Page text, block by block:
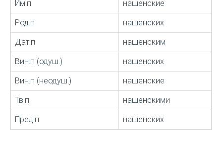
Им.п нашенские
Род.п нашенских
Дат.п нашенским
Вин.п (одуш.) нашенских
Вин.п (неодуш.) нашенские
Тв.п нашенскими
Пред.п нашенских